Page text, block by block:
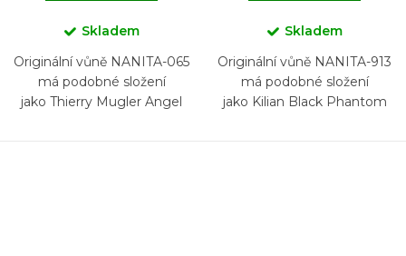
Skladem
Originální vůně NANITA-065
má podobné složení
jako Thierry Mugler Angel
Skladem
Originální vůně NANITA-913
má podobné složení
jako Kilian Black Phantom